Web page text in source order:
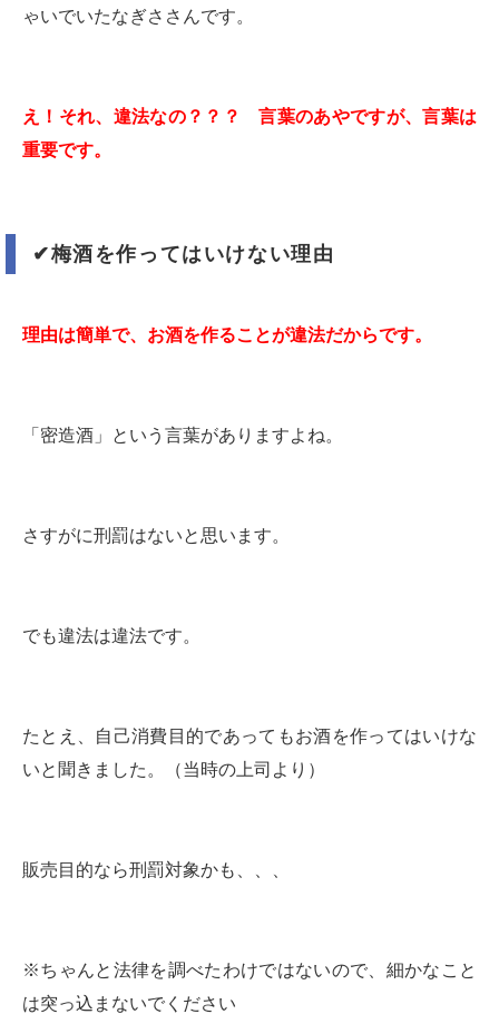
ゃいでいたなぎささんです。
え！それ、違法なの？？？ 言葉のあやですが、言葉は
重要です。
✔︎梅酒を作ってはいけない理由
理由は簡単で、お酒を作ることが違法だからです。
「密造酒」という言葉がありますよね。
さすがに刑罰はないと思います。
でも違法は違法です。
たとえ、自己消費目的であってもお酒を作ってはいけな
いと聞きました。（当時の上司より）
販売目的なら刑罰対象かも、、、
※ちゃんと法律を調べたわけではないので、細かなこと
は突っ込まないでください